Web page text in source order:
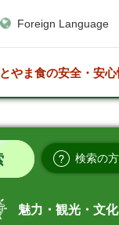
Foreign Language
とやま食の安全・安心
検索の
魅力・観光・文化